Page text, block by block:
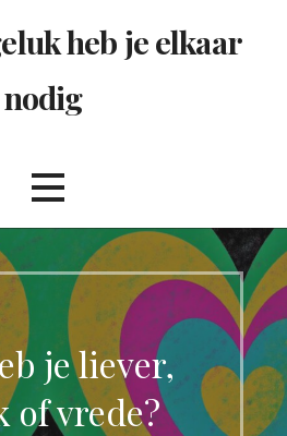
heb je elkaar
nodig
je liever,
of vrede?